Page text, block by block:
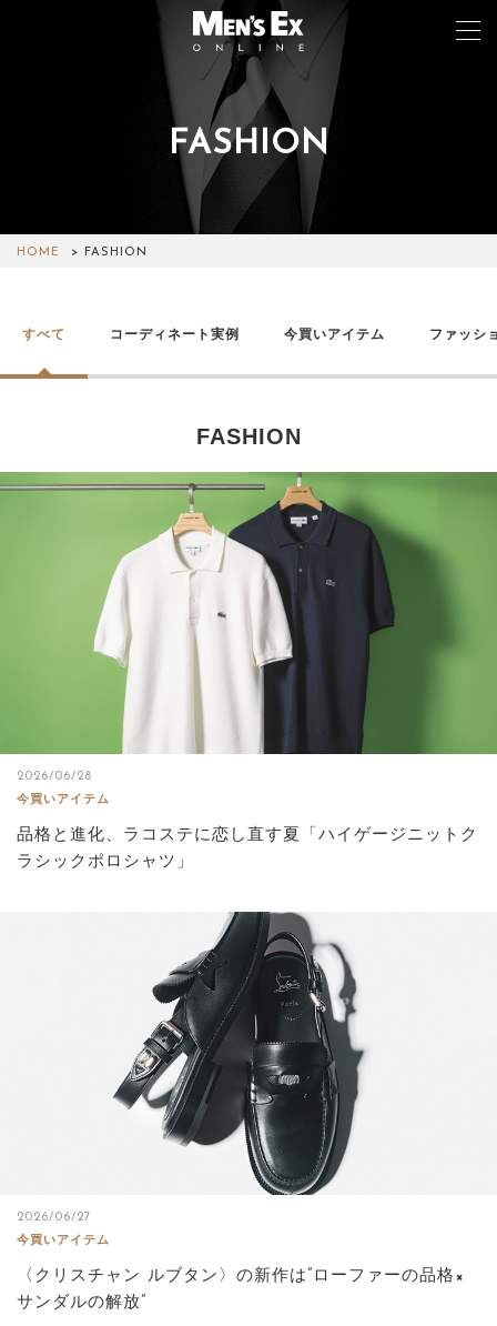
FASHION
HOME FASHION
すべて コーディネート実例 今買いアイテム ファッシ
FASHION
2026/06/28
今買いアイテム
品格と進化、ラコステに恋し直す夏「ハイゲージニットク
ラシックポロシャツ」
2026/06/27
今買いアイテム
〈クリスチャン ルブタン〉の新作は”ローファーの品格×
サンダルの解放”
WATCH
LIFESTYLE
ABOUT SITE
サイトマップ